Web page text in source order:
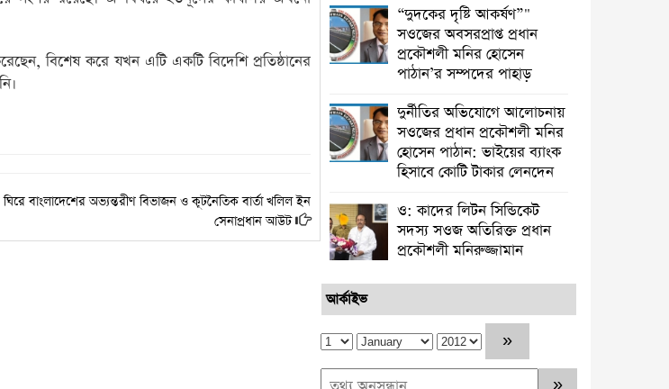
বিশেষ করে যখন এটি একটি বিদেশি প্রতিষ্ঠানের
বাংলাদেশের অভ্যন্তরীণ বিভাজন ও কূটনৈতিক বার্তা খলিল ইন
সেনাপ্রধান আউট
“দুদকের দৃষ্টি আকর্ষণ”"
সওজের অবসরপ্রাপ্ত প্রধান
প্রকৌশলী মনির হোসেন
পাঠান’র সম্পদের পাহাড়
দুর্নীতির অভিযোগে আলোচনায়
সওজের প্রধান প্রকৌশলী মনির
হোসেন পাঠান: ভাইয়ের ব্যাংক
হিসাবে কোটি টাকার লেনদেন
ও: কাদের লিটন সিন্ডিকেট
সদস্য সওজ অতিরিক্ত প্রধান
প্রকৌশলী মনিরুজ্জামান
আর্কাইভ